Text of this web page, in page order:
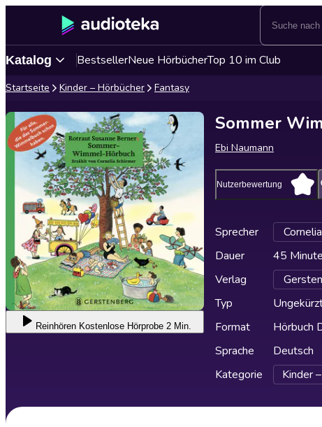
Katalog BestsellerNeue HörbücherTop 10 im Club
Startseite Kinder – Hörbücher Fantasy
Reinhören Kostenlose Hörprobe 2 Min.
Sommer
Ebi Naumann
Nutzerbewertung
Sprecher
Dauer
45
Verlag
Typ
Format
Hörbuch
Sprache
Deutsch
Kategorie
Kinder